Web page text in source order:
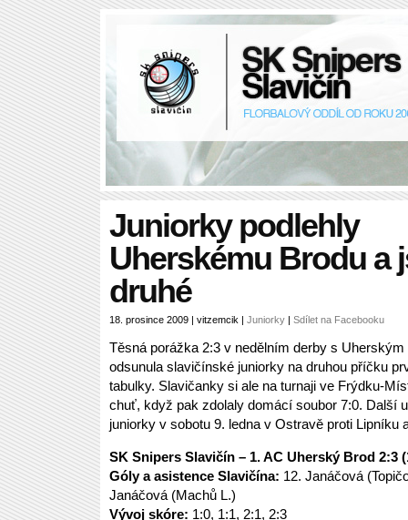
Juniorky podlehly
Uherskému Brodu a
druhé
18. prosince 2009 | vitzemcik | Juniorky | Sdílet na Facebooku
Těsná porážka 2:3 v nedělním derby s Uherským
odsunula slavičínské juniorky na druhou příčku
tabulky. Slavičanky si ale na turnaji ve Frýdku-
chuť, když pak zdolaly domácí soubor 7:0. Další
juniorky v sobotu 9. ledna v Ostravě proti Lipníku
SK Snipers Slavičín – 1. AC Uherský Brod 2:3
Góly a asistence Slavičína: 12. Janáčová
Janáčová (Machů L.)
Vývoj skóre: 1:0, 1:1, 2:1, 2:3